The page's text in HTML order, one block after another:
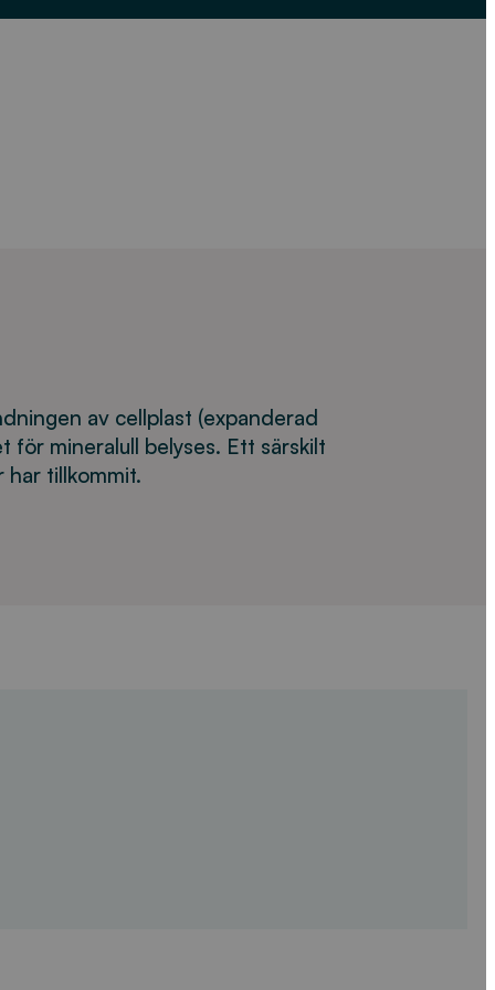
av cellplast (expanderad
för mineralull belyses. Ett särskilt
tillkommit.